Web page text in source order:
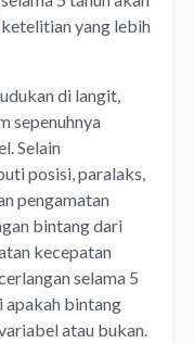
yang lebih
di langit,
sepenuhnya
Selain
posisi, paralaks,
pengamatan
bintang dari
kecepatan
selama 5
apakah bintang
atau bukan.